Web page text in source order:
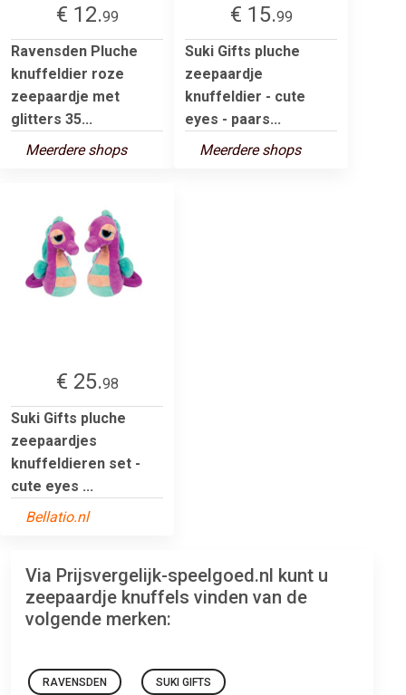
€ 12.99
Ravensden Pluche
knuffeldier roze
zeepaardje met
glitters 35...
Meerdere shops
€ 15.99
Suki Gifts pluche
zeepaardje
knuffeldier - cute
eyes - paars...
Meerdere shops
€ 25.98
Suki Gifts pluche
zeepaardjes
knuffeldieren set -
cute eyes ...
Bellatio.nl
Via Prijsvergelijk-speelgoed.nl kunt u
zeepaardje knuffels vinden van de
volgende merken:
RAVENSDEN SUKI GIFTS